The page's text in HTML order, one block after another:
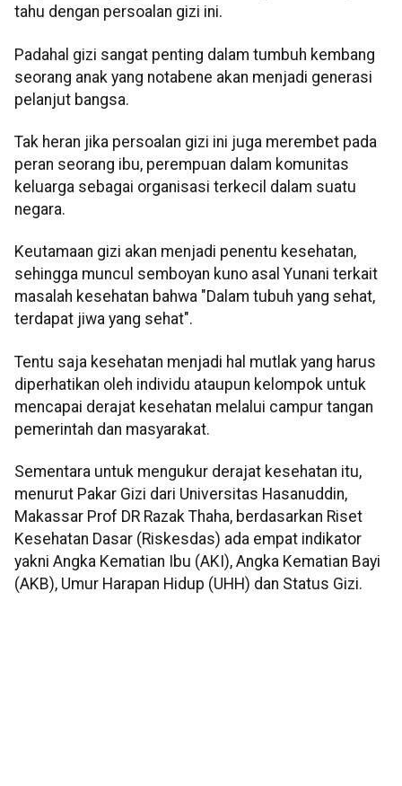
tahu dengan persoalan gizi ini.
Padahal gizi sangat penting dalam tumbuh kembang
seorang anak yang notabene akan menjadi generasi
pelanjut bangsa.
Tak heran jika persoalan gizi ini juga merembet pada
peran seorang ibu, perempuan dalam komunitas
keluarga sebagai organisasi terkecil dalam suatu
negara.
Keutamaan gizi akan menjadi penentu kesehatan,
sehingga muncul semboyan kuno asal Yunani terkait
masalah kesehatan bahwa "Dalam tubuh yang sehat,
terdapat jiwa yang sehat".
Tentu saja kesehatan menjadi hal mutlak yang harus
diperhatikan oleh individu ataupun kelompok untuk
mencapai derajat kesehatan melalui campur tangan
pemerintah dan masyarakat.
Sementara untuk mengukur derajat kesehatan itu,
menurut Pakar Gizi dari Universitas Hasanuddin,
Makassar Prof DR Razak Thaha, berdasarkan Riset
Kesehatan Dasar (Riskesdas) ada empat indikator
yakni Angka Kematian Ibu (AKI), Angka Kematian Bayi
(AKB), Umur Harapan Hidup (UHH) dan Status Gizi.